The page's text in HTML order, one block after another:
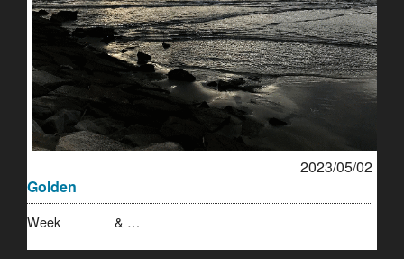
2023/05/02
Golden
Week & …